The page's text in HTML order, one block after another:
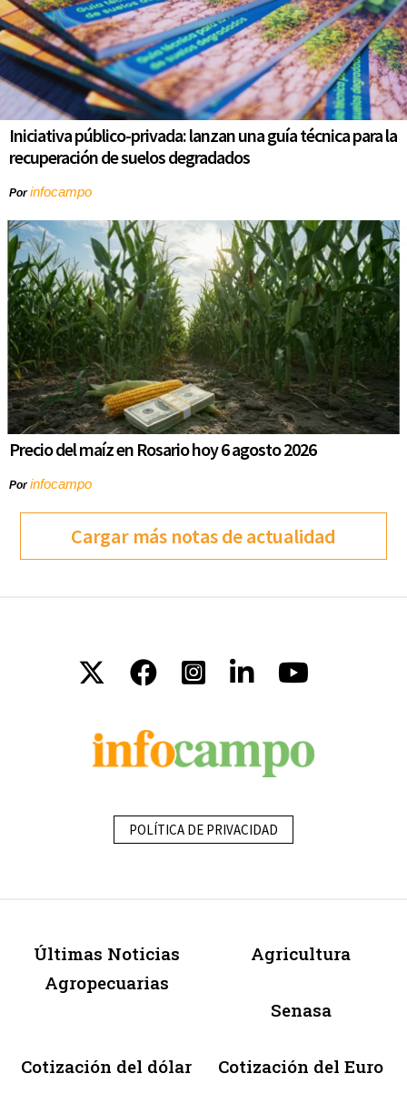
Iniciativa público-privada: lanzan una guía técnica para la
recuperación de suelos degradados
Porinfocampo
Precio del maíz en Rosario hoy 6 agosto 2026
Porinfocampo
Cargar más notas de actualidad
POLÍTICA DE PRIVACIDAD
Últimas Noticias
Agropecuarias
Agricultura
Senasa
Cotización del dólar Cotización del Euro